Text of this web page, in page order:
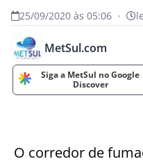
25/09/2020 às 05:06 •
MetSul.com
Siga a MetSul no Google
Discover
O corredor de